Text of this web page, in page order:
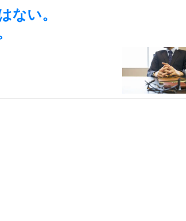
ない。